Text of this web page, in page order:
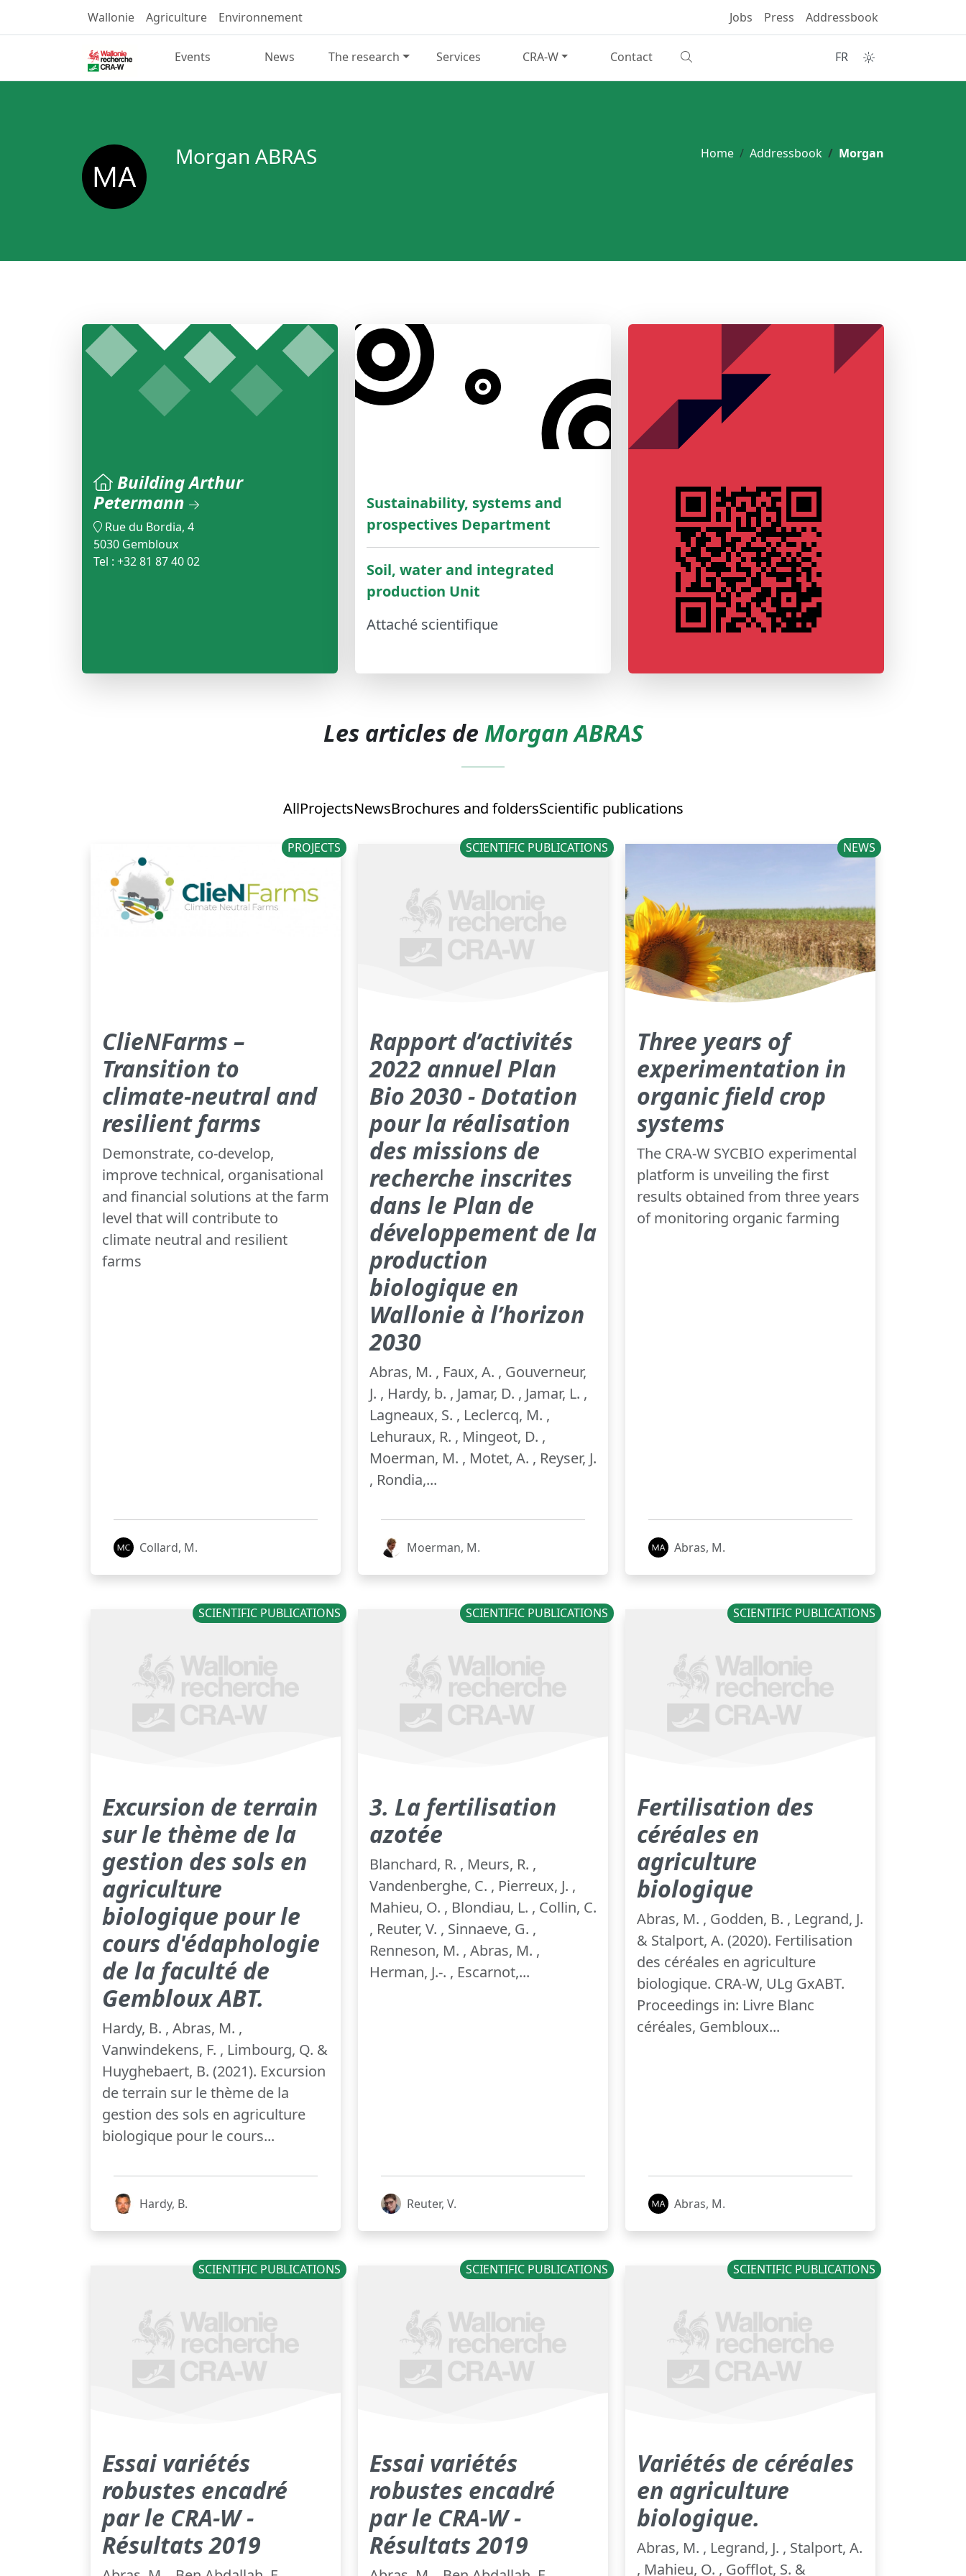
Wallonie Agriculture Environnement Jobs Press Addressbook
Events News The research Services CRA-W Contact FR
Home Addressbook Morgan
Morgan ABRAS
Building Arthur
Petermann
Rue du Bordia, 4
5030 Gembloux
Tel : +32 81 87 40 02
Sustainability, systems and
prospectives Department
Soil, water and integrated
production Unit
Attaché scientifique
Les articles de Morgan ABRAS
AllProjectsNewsBrochures and foldersScientific publications
PROJECTS
ClieNFarms –
Transition to
climate-neutral and
resilient farms
Demonstrate, co-develop,
improve technical, organisational
and financial solutions at the farm
level that will contribute to
climate neutral and resilient
farms
Collard, M.
SCIENTIFIC PUBLICATIONS
Rapport d’activités
2022 annuel Plan
Bio 2030 - Dotation
pour la réalisation
des missions de
recherche inscrites
dans le Plan de
développement de la
production
biologique en
Wallonie à l’horizon
2030
Abras, M. , Faux, A. , Gouverneur,
J. , Hardy, b. , Jamar, D. , Jamar, L. ,
Lagneaux, S. , Leclercq, M. ,
Lehuraux, R. , Mingeot, D. ,
Moerman, M. , Motet, A. , Reyser, J.
, Rondia,...
Moerman, M.
NEWS
Three years of
experimentation in
organic field crop
systems
The CRA-W SYCBIO experimental
platform is unveiling the first
results obtained from three years
of monitoring organic farming
Abras, M.
SCIENTIFIC PUBLICATIONS
Excursion de terrain
sur le thème de la
gestion des sols en
agriculture
biologique pour le
cours d'édaphologie
de la faculté de
Gembloux ABT.
Hardy, B. , Abras, M. ,
Vanwindekens, F. , Limbourg, Q. &
Huyghebaert, B. (2021). Excursion
de terrain sur le thème de la
gestion des sols en agriculture
biologique pour le cours...
Hardy, B.
SCIENTIFIC PUBLICATIONS
3. La fertilisation
azotée
Blanchard, R. , Meurs, R. ,
Vandenberghe, C. , Pierreux, J. ,
Mahieu, O. , Blondiau, L. , Collin, C.
, Reuter, V. , Sinnaeve, G. ,
Renneson, M. , Abras, M. ,
Herman, J.-. , Escarnot,...
Reuter, V.
SCIENTIFIC PUBLICATIONS
Fertilisation des
céréales en
agriculture
biologique
Abras, M. , Godden, B. , Legrand, J.
& Stalport, A. (2020). Fertilisation
des céréales en agriculture
biologique. CRA-W, ULg GxABT.
Proceedings in: Livre Blanc
céréales, Gembloux...
Abras, M.
SCIENTIFIC PUBLICATIONS
Essai variétés
robustes encadré
par le CRA-W -
Résultats 2019
SCIENTIFIC PUBLICATIONS
Essai variétés
robustes encadré
par le CRA-W -
Résultats 2019
SCIENTIFIC PUBLICATIONS
Variétés de céréales
en agriculture
biologique.
Abras, M. , Legrand, J. , Stalport, A.
, Mahieu, O. , Gofflot, S. &